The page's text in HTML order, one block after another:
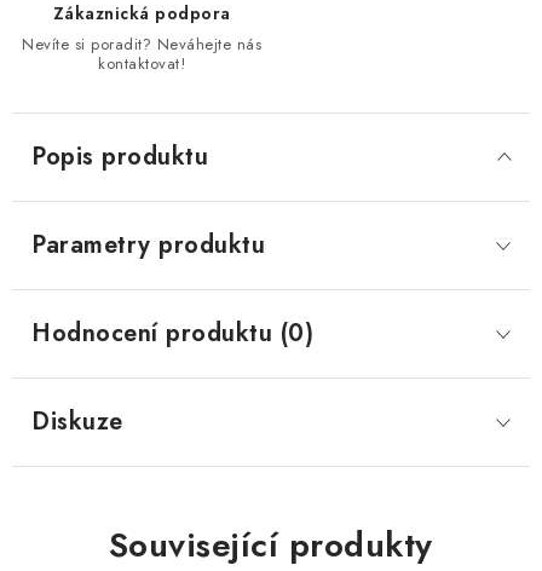
Zákaznická podpora
Nevíte si poradit? Neváhejte nás
kontaktovat!
Popis produktu
Parametry produktu
Hodnocení produktu (0)
Diskuze
Související produkty